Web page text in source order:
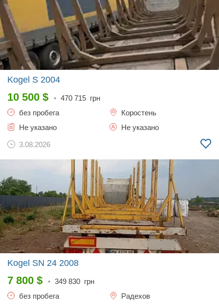
Kogel S 2004
10 500 $ • 470 715 грн
без пробега
Коростень
Не указано
Не указано
3.08.2026
Kogel SN 24 2008
7 800 $ • 349 830 грн
без пробега
Радехов